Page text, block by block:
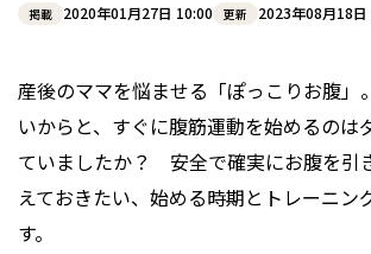
掲載 2020年01月27日 10:00 更新 2023年08月18
産後のママを悩ませる「ぽっこりお腹」
いからと、すぐに腹筋運動を始めるのは
ていましたか？ 安全で確実にお腹を引
えておきたい、始める時期とトレーニン
す。